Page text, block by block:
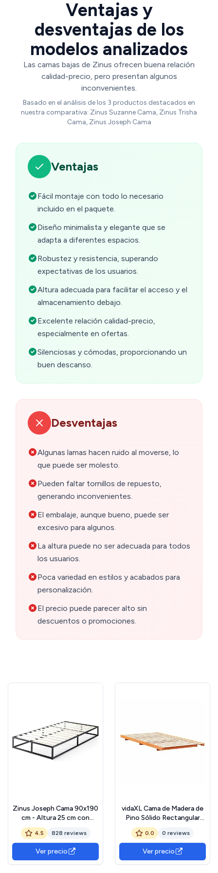
Ventajas y
desventajas de los
modelos analizados
Las camas bajas de Zinus ofrecen buena relación
calidad-precio, pero presentan algunos
inconvenientes.
Basado en el análisis de los 3 productos destacados en
nuestra comparativa: Zinus Suzanne Cama, Zinus Trisha
Cama, Zinus Joseph Cama
Ventajas
Fácil montaje con todo lo necesario
incluido en el paquete.
Diseño minimalista y elegante que se
adapta a diferentes espacios.
Robustez y resistencia, superando
expectativas de los usuarios.
Altura adecuada para facilitar el acceso y el
almacenamiento debajo.
Excelente relación calidad-precio,
especialmente en ofertas.
Silenciosas y cómodas, proporcionando un
buen descanso.
Desventajas
Algunas lamas hacen ruido al moverse, lo
que puede ser molesto.
Pueden faltar tornillos de repuesto,
generando inconvenientes.
El embalaje, aunque bueno, puede ser
excesivo para algunos.
La altura puede no ser adecuada para todos
los usuarios.
Poca variedad en estilos y acabados para
personalización.
El precio puede parecer alto sin
descuentos o promociones.
Zinus Joseph Cama 90x190
cm - Altura 25 cm con
almacenaje bajo la cama -
Somier de plataforma
metálica con soporte de
listones de madera - Negro
4.5 828 reviews
Ver precio
vidaXL Cama de Madera de
Pino Sólido Rectangular
Estilo Japandi Acabado
Mate Marrón De Fácil
Montaje 90 x 190 cm
Diseño Bajo para Mayor
Seguridad Estructura de
0.0 0 reviews
Ver precio